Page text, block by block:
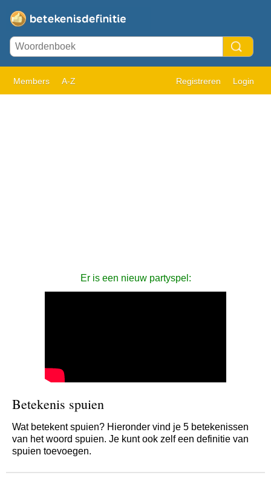
Members A-Z Registreren Login
Er is een nieuw partyspel:
Betekenis spuien
Wat betekent spuien? Hieronder vind je 5 betekenissen
van het woord spuien. Je kunt ook zelf een definitie van
spuien toevoegen.